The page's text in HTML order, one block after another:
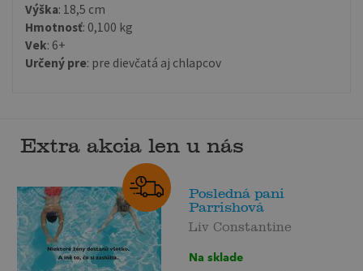
Výška: 18,5 cm
Hmotnosť: 0,100 kg
Vek: 6+
Určený pre: pre dievčatá aj chlapcov
Extra akcia len u nás
Posledná pani
Parrishová
Liv Constantine
Na sklade